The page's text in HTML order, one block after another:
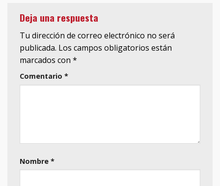
Deja una respuesta
Tu dirección de correo electrónico no será
publicada. Los campos obligatorios están
marcados con *
Comentario *
Nombre *